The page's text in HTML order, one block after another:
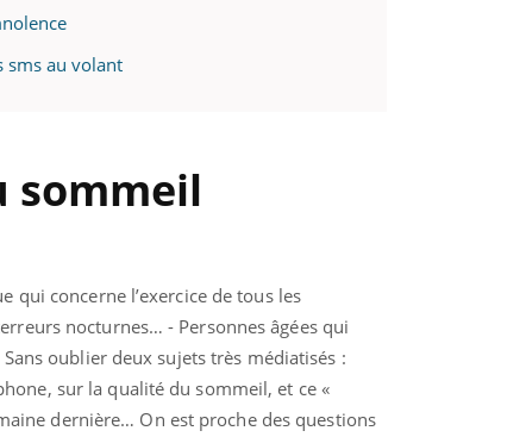
sms au volant
sommeil
concerne l’exercice de tous les
nocturnes… - Personnes âgées qui
oublier deux sujets très médiatisés :
sur la qualité du sommeil, et ce «
dernière… On est proche des questions